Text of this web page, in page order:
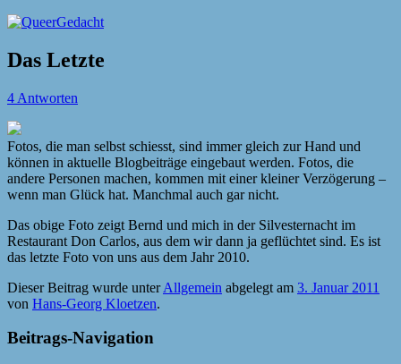
Das Letzte
4 Antworten
Fotos, die man selbst schiesst, sind immer gleich zur Hand und
können in aktuelle Blogbeiträge eingebaut werden. Fotos, die
andere Personen machen, kommen mit einer kleiner Verzögerung –
wenn man Glück hat. Manchmal auch gar nicht.
Das obige Foto zeigt Bernd und mich in der Silvesternacht im
Restaurant Don Carlos, aus dem wir dann ja geflüchtet sind. Es ist
das letzte Foto von uns aus dem Jahr 2010.
Dieser Beitrag wurde unterAllgemein abgelegt am 3. Januar 2011
von Hans-Georg Kloetzen.
Beitrags-Navigation